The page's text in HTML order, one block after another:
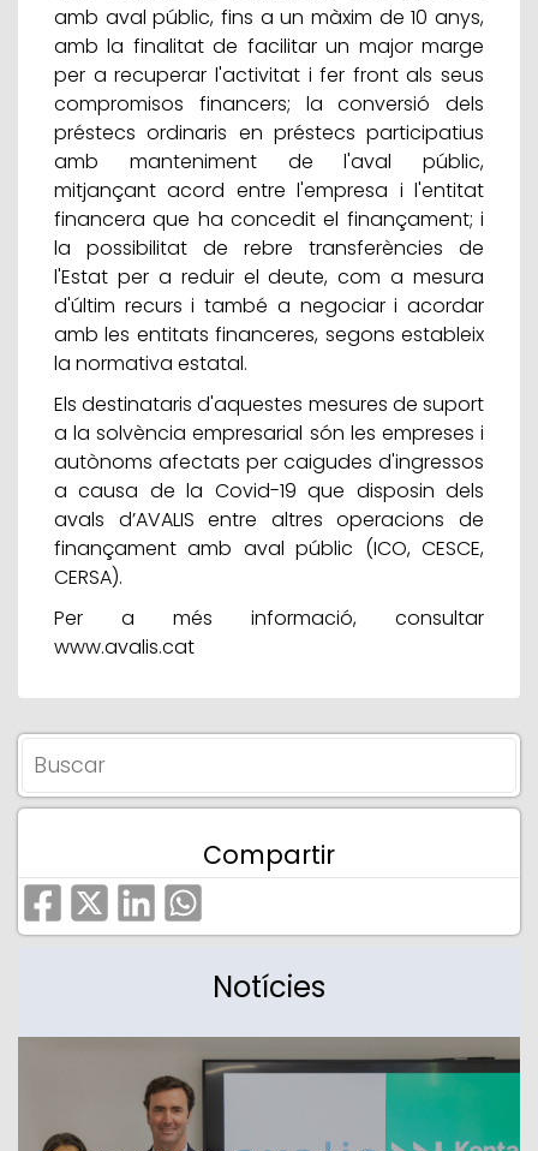
amb aval públic, fins a un màxim de 10 anys,
amb la finalitat de facilitar un major marge
per a recuperar l'activitat i fer front als seus
compromisos financers; la conversió dels
préstecs ordinaris en préstecs participatius
amb manteniment de l'aval públic,
mitjançant acord entre l'empresa i l'entitat
financera que ha concedit el finançament; i
la possibilitat de rebre transferències de
l'Estat per a reduir el deute, com a mesura
d'últim recurs i també a negociar i acordar
amb les entitats financeres, segons estableix
la normativa estatal.
Els destinataris d'aquestes mesures de suport
a la solvència empresarial són les empreses i
autònoms afectats per caigudes d'ingressos
a causa de la Covid-19 que disposin dels
avals d’AVALIS entre altres operacions de
finançament amb aval públic (ICO, CESCE,
CERSA).
Per a més informació, consultar
www.avalis.cat
Compartir
Notícies